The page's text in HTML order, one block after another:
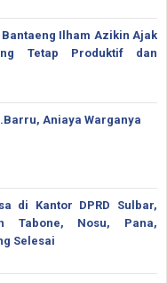
Ilham Azikin Ajak
Tetap Produktif dan
Aniaya Warganya
di Kantor DPRD Sulbar,
Tabone, Nosu, Pana,
Selesai